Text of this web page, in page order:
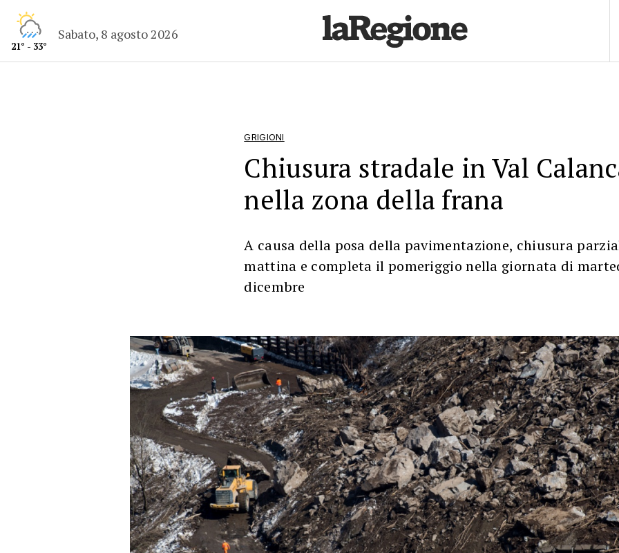
21° - 33°
Sabato, 8 agosto 2026
GRIGIONI
Chiusura stradale in Val
nella zona della frana
A causa della posa della pavimentazione, chiusura
mattina e completa il pomeriggio nella giornata di
dicembre